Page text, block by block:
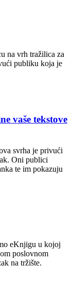
na vrh tražilica za
publiku koja je
vaše tekstove
svrha je privući
Oni publici
te im pokazuju
eKnjigu u kojoj
poslovnom
na tržište.